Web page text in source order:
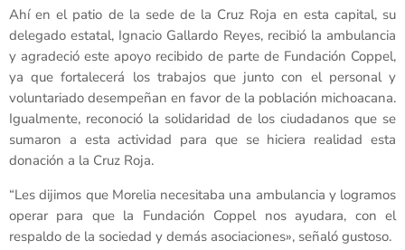
Ahí en el patio de la sede de la Cruz Roja en esta capital, su
delegado estatal, Ignacio Gallardo Reyes, recibió la ambulancia
y agradeció este apoyo recibido de parte de Fundación Coppel,
ya que fortalecerá los trabajos que junto con el personal y
voluntariado desempeñan en favor de la población michoacana.
Igualmente, reconoció la solidaridad de los ciudadanos que se
sumaron a esta actividad para que se hiciera realidad esta
donación a la Cruz Roja.
“Les dijimos que Morelia necesitaba una ambulancia y logramos
operar para que la Fundación Coppel nos ayudara, con el
respaldo de la sociedad y demás asociaciones», señaló gustoso.